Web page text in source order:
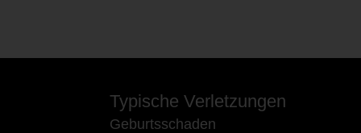
Typische Verletzungen
Geburtsschaden